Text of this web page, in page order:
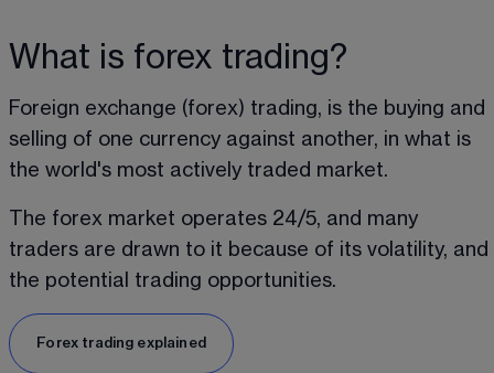
What is forex trading?
Foreign exchange (forex) trading, is the buying and
selling of one currency against another, in what is
the world's most actively traded market.
The forex market operates 24/5, and many
traders are drawn to it because of its volatility, and
the potential trading opportunities.
Forex trading explained